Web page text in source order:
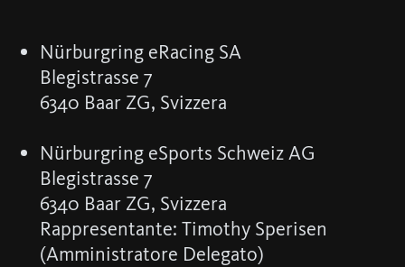
Nürburgring eRacing SA
Blegistrasse 7
6340 Baar ZG, Svizzera
Nürburgring eSports Schweiz AG
Blegistrasse 7
6340 Baar ZG, Svizzera
Rappresentante: Timothy Sperisen
(Amministratore Delegato)